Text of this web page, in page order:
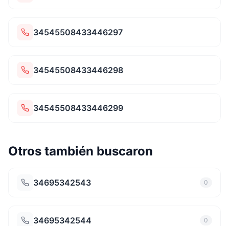
34545508433446297
34545508433446298
34545508433446299
Otros también buscaron
34695342543 0
34695342544 0